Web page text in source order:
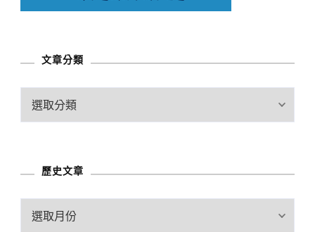
文章分類
歷史文章